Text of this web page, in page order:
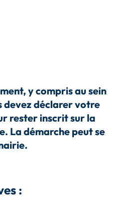
ycompris au sein
devez déclarer votre
rester inscrit sur la
. La démarche peut se
: